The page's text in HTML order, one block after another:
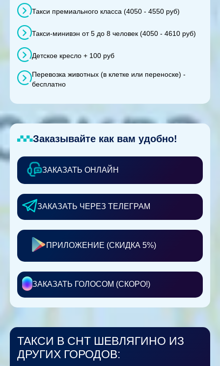
Такси премиального класса (4050 - 4550 руб)
Такси-минивэн от 5 до 8 человек (4050 - 4610 руб)
Детское кресло + 100 руб
Перевозка животных (в клетке или переноске) -
бесплатно
Заказывайте как вам удобно!
ЗАКАЗАТЬ ОНЛАЙН
ЗАКАЗАТЬ ЧЕРЕЗ ТЕЛЕГРАМ
ПРИЛОЖЕНИЕ (СКИДКА 5%)
ЗАКАЗАТЬ ГОЛОСОМ (СКОРО!)
ТАКСИ В СНТ ШЕВЛЯГИНО ИЗ
ДРУГИХ ГОРОДОВ: